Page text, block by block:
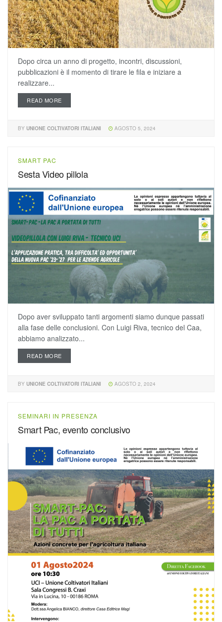
Dopo circa un anno di progetto, incontri, discussioni,
pubblicazioni è il momento di tirare le fila e iniziare a
realizzare...
READ MORE
BY UNIONE COLTIVATORI ITALIANI AGOSTO 5, 2024
SMART PAC
Sesta Video pillola
Dopo aver sviluppato tanti argomenti siamo dunque passati
alla fase delle conclusioni. Con Luigi Riva, tecnico del Caa,
abbiamo analizzato...
READ MORE
BY UNIONE COLTIVATORI ITALIANI AGOSTO 2, 2024
SEMINARI IN PRESENZA
Smart Pac, evento conclusivo